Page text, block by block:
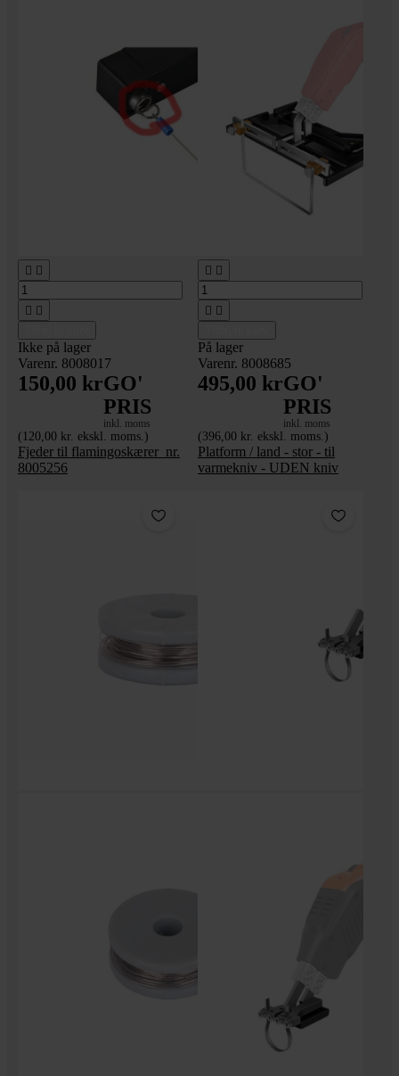
 
 
Ikke på lager
Varenr. 8008017
150,00 krGO'
PRIS
inkl. moms
(120,00 kr. ekskl. moms.)
Fjeder til flamingoskærer_nr.
8005256
 
 
På lager
Varenr. 8008685
495,00 krGO'
PRIS
inkl. moms
(396,00 kr. ekskl. moms.)
Platform / land - stor - til
varmekniv - UDEN kniv